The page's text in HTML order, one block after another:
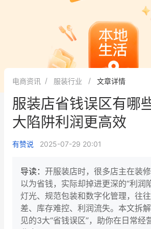
有赞专家说
新零售最佳
面对面聊增长
新零售大会 新零售茶会
增长产品指南
智库 产品场景库
电商资讯 服装行业 文章详情
服装店省钱误区有哪
大陷阱利润更高效
有赞说 2025-07-29 20:01
导读： 开服装店时，很多店主在装
以为省钱，实际却掉进更深的“利润
灯光、规范包装和数字化管理，往
差、库存难控、利润流失。本文拆
见的3大“省钱误区”，助你在日常经